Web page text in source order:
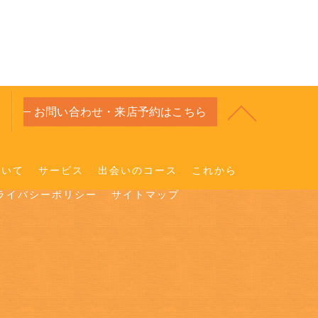
お問い合わせ・来店予約はこちら
て サービス 出会いのコース これから
イバシーポリシー サイトマップ